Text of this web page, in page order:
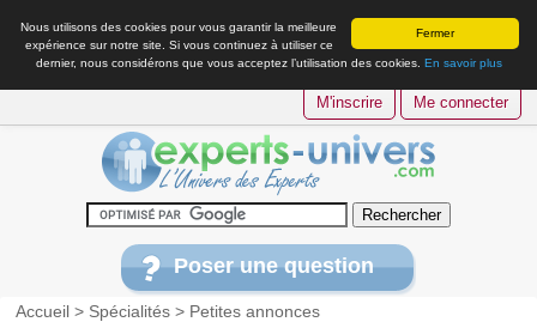
Fermer
Nous utilisons des cookies pour vous garantir la meilleure
expérience sur notre site. Si vous continuez à utiliser ce
dernier, nous considérons que vous acceptez l’utilisation des cookies. En savoir plus
M'inscrire Me connecter
Poser une question
Accueil > Spécialités > Petites annonces